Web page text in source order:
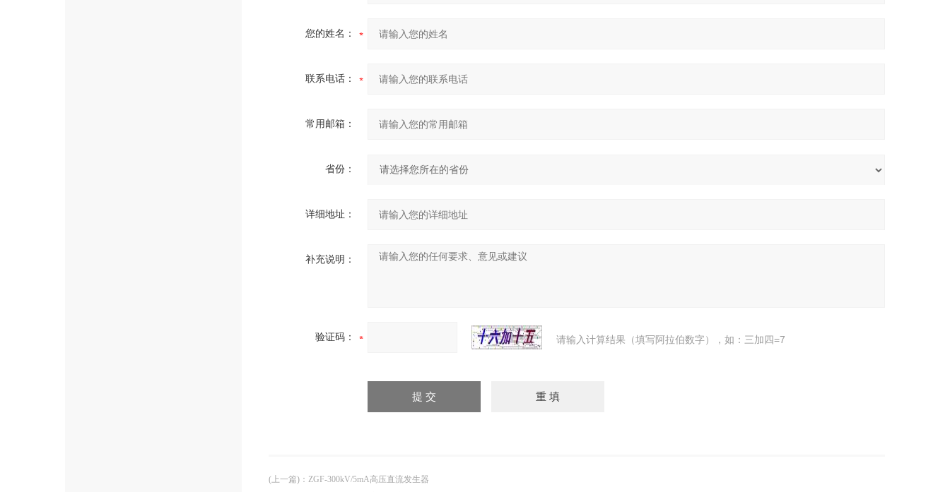
您的姓名：
联系电话：
常用邮箱：
省份：
详细地址：
补充说明：
验证码： 请输入计算结果（填写阿拉伯数字），如：三加四=7
(上一篇) ： ZGF-300kV/5mA高压直流发生器